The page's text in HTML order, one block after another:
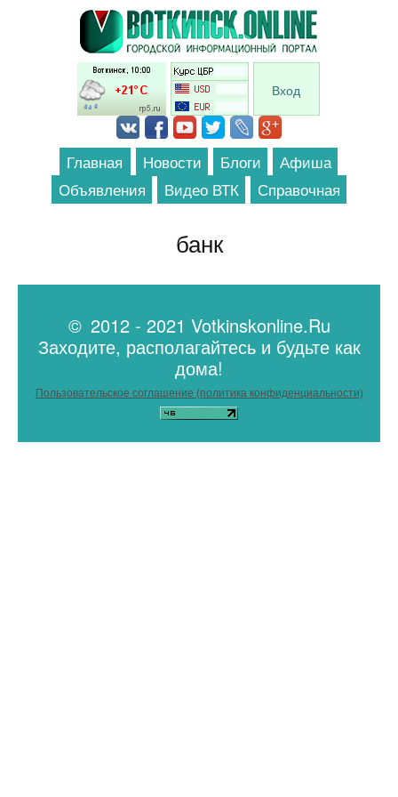
Перейти к основному содержанию
Вход
Главная Новости Блоги
Афиша
Объявления
Видео ВТК Справочная
банк
© 2012 - 2021 Votkinskonline.Ru
Заходите, располагайтесь и будьте как
дома!
Пользовательское соглашение (политика конфиденциальности)